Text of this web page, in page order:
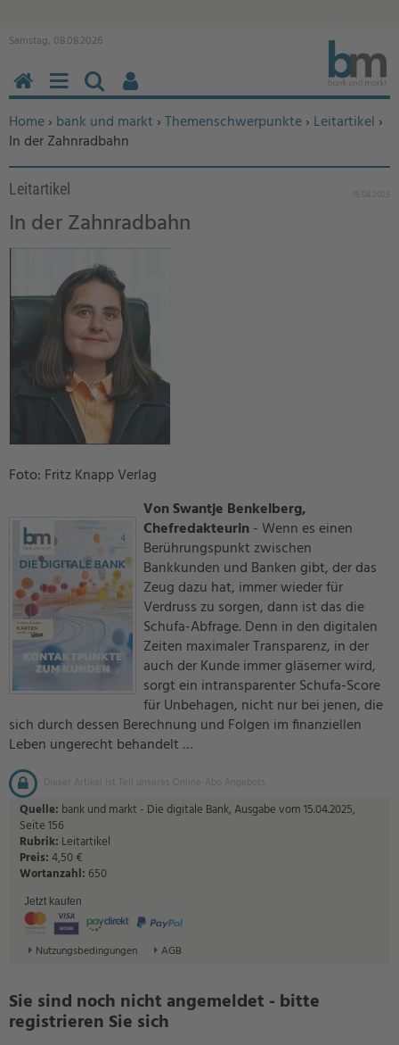
Samstag, 08.08.2026
Sie befinden sich hier:
Home› bank und markt ›Themenschwerpunkte› Leitartikel ›
In der Zahnradbahn
Leitartikel 15.04.2025
In der Zahnradbahn
Foto: Fritz Knapp Verlag
Von Swantje Benkelberg,
Chefredakteurin- Wenn es einen
Berührungspunkt zwischen
Bankkunden und Banken gibt, der das
Zeug dazu hat, immer wieder für
Verdruss zu sorgen, dann ist das die
Schufa-Abfrage. Denn in den digitalen
Zeiten maximaler Transparenz, in der
auch der Kunde immer gläserner wird,
sorgt ein intransparenter Schufa-Score
für Unbehagen, nicht nur bei jenen, die
sich durch dessen Berechnung und Folgen im finanziellen
Leben ungerecht behandelt …
Dieser Artikel ist Teil unseres Online-Abo Angebots.
Quelle: bank und markt - Die digitale Bank, Ausgabe vom 15.04.2025,
Seite 156
Rubrik: Leitartikel
Preis:4,50 €
Wortanzahl: 650
Jetzt kaufen
Nutzungsbedingungen AGB
Sie sind noch nicht angemeldet - bitte
registrieren Sie sich
HOMEMENÜSUCHEN
BENUTZERFUNKTIONEN